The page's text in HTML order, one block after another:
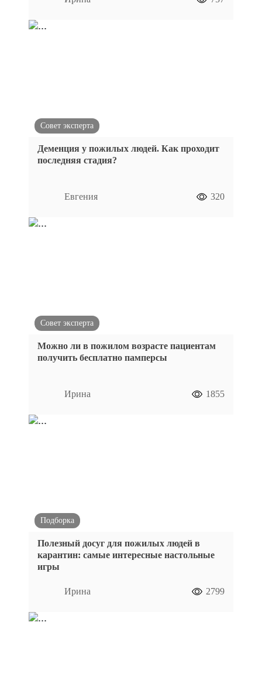
Совет эксперта
Деменция у пожилых людей. Как проходит
последняя стадия?
Евгения 320
Совет эксперта
Можно ли в пожилом возрасте пациентам
получить бесплатно памперсы
Ирина 1855
Подборка
Полезный досуг для пожилых людей в
карантин: самые интересные настольные
игры
Ирина 2799